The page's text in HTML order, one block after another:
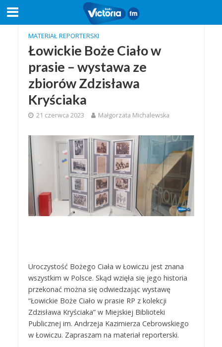
MATERIAŁ REPORTERSKI
Łowickie Boże Ciało w
prasie – wystawa ze
zbiorów Zdzisława
Kryściaka
21 czerwca 2023 Małgorzata Michalewska
Uroczystość Bożego Ciała w Łowiczu jest znana
wszystkim w Polsce. Skąd wzięła się jego historia
przekonać można się odwiedzając wystawę
“Łowickie Boże Ciało w prasie RP z kolekcji
Zdzisława Kryściaka” w Miejskiej Biblioteki
Publicznej im. Andrzeja Kazimierza Cebrowskiego
w Łowiczu. Zapraszam na materiał reporterski.